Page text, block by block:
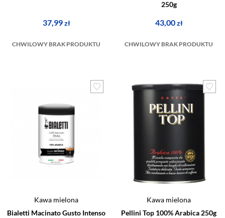
37,99zł
CHWILOWY BRAK PRODUKTU
250g
43,00zł
CHWILOWY BRAK PRODUKTU
Kawa mielona
Bialetti Macinato Gusto Intenso
Kawa mielona
Pellini Top 100% Arabica 250g